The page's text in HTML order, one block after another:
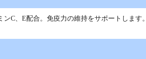
C、E配合。免疫力の維持をサポートします。